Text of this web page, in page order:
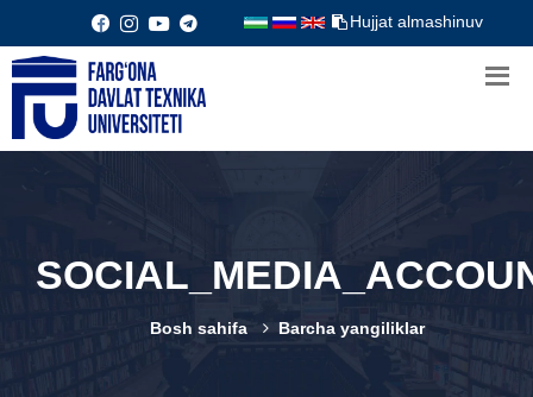
Hujjat almashinuv
Bosh sahifa Barcha yangiliklar